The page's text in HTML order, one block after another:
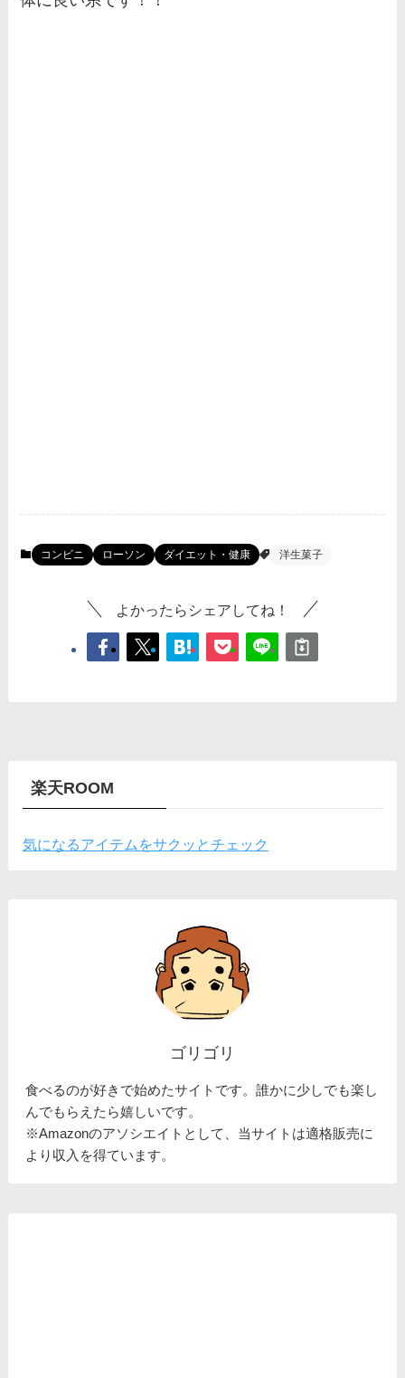
コンビニ ローソン ダイエット・健康 洋生菓子
よかったらシェアしてね！
楽天ROOM
気になるアイテムをサクッとチェック
ゴリゴリ
食べるのが好きで始めたサイトです。誰かに少しでも楽し
んでもらえたら嬉しいです。
※Amazonのアソシエイトとして、当サイトは適格販売に
より収入を得ています。